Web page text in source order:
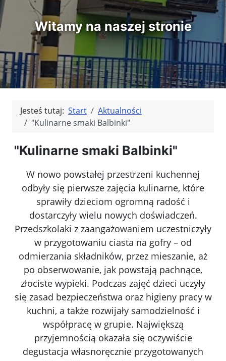
Witamy na naszej stronie
Jesteś tutaj: Start
Aktualności
"Kulinarne smaki Balbinki"
"Kulinarne smaki Balbinki"
W nowo powstałej przestrzeni kuchennej
odbyły się pierwsze zajęcia kulinarne, które
sprawiły dzieciom ogromną radość i
dostarczyły wielu nowych doświadczeń.
Przedszkolaki z zaangażowaniem uczestniczyły
w przygotowaniu ciasta na gofry – od
odmierzania składników, przez mieszanie, aż
po obserwowanie, jak powstają pachnące,
złociste wypieki. Podczas zajęć dzieci uczyły
się zasad bezpieczeństwa oraz higieny pracy w
kuchni, a także rozwijały samodzielność i
współpracę w grupie. Największą
przyjemnością okazała się oczywiście
degustacja własnoręcznie przygotowanych